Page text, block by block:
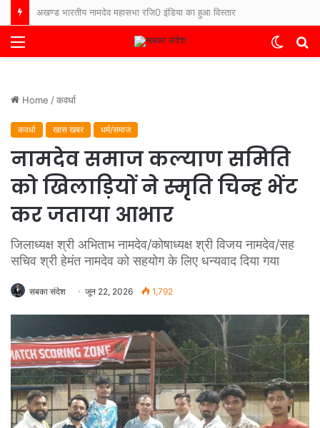
Menu
Switch
Home /कवर्धा
कवर्धा खास खबर धर्म/समाज
नामदेव समाज कल्याण समिति
को खिलाड़ियों ने स्मृति चिन्ह भेंट
कर जताया आभार
जिलाध्यक्ष श्री अभिताभ नामदेव/कोषाध्यक्ष श्री विजय नामदेव/सह
सचिव श्री हेमंत नामदेव को सहयोग के लिए धन्यवाद दिया गया
सबका संदेश जून 22, 2026 1,792